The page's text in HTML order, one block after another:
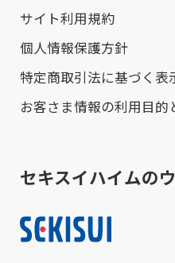
サイト利用規約
個人情報保護方針
特定商取引法に基づく表
お客さま情報の利用目
セキスイハイムの